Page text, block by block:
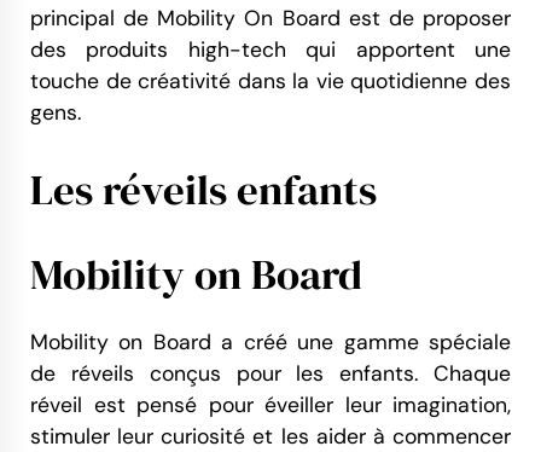
principal de Mobility On Board est de proposer
des produits high-tech qui apportent une
touche de créativité dans la vie quotidienne des
gens.
Les réveils enfants
Mobility on Board
Mobility on Board a créé une gamme spéciale
de réveils conçus pour les enfants. Chaque
réveil est pensé pour éveiller leur imagination,
stimuler leur curiosité et les aider à commencer